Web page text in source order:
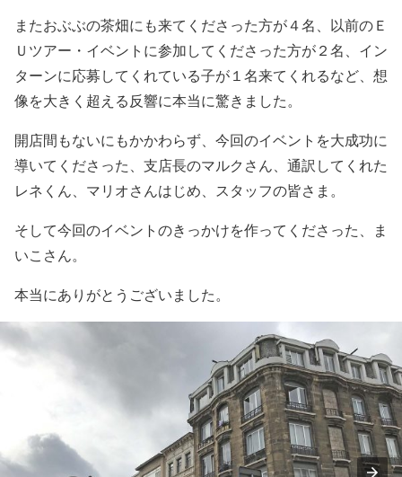
またおぶぶの茶畑にも来てくださった方が４名、以前のＥ
Ｕツアー・イベントに参加してくださった方が２名、イン
ターンに応募してくれている子が１名来てくれるなど、想
像を大きく超える反響に本当に驚きました。
開店間もないにもかかわらず、今回のイベントを大成功に
導いてくださった、支店長のマルクさん、通訳してくれた
レネくん、マリオさんはじめ、スタッフの皆さま。
そして今回のイベントのきっかけを作ってくださった、ま
いこさん。
本当にありがとうございました。